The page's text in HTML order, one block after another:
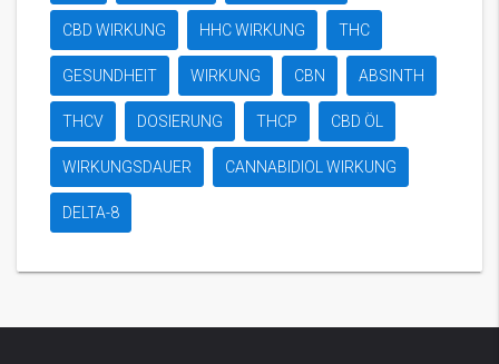
CBD WIRKUNG HHC WIRKUNG THC
GESUNDHEIT WIRKUNG CBN ABSINTH
THCV DOSIERUNG THCP CBD ÖL
WIRKUNGSDAUER CANNABIDIOL WIRKUNG
DELTA-8